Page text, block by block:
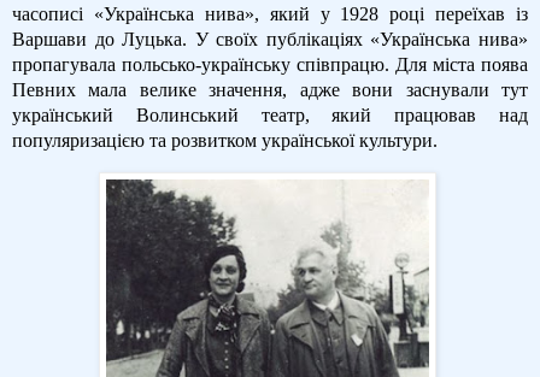
часописі «Українська нива», який у 1928 році переїхав із
Варшави до Луцька. У своїх публікаціях «Українська нива»
пропагувала польсько-українську співпрацю. Для міста поява
Певних мала велике значення, адже вони заснували тут
український Волинський театр, який працював над
популяризацією та розвитком української культури.